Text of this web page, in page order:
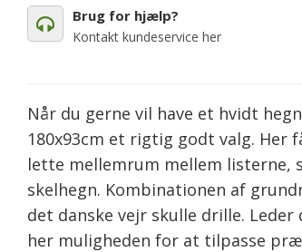
Brug for hjælp?
Kontakt kundeservice her
Når du gerne vil have et hvidt
180x93cm et rigtig godt valg. Her
lette mellemrum mellem listerne,
skelhegn. Kombinationen af
det danske vejr skulle drille.
her muligheden for at tilpasse